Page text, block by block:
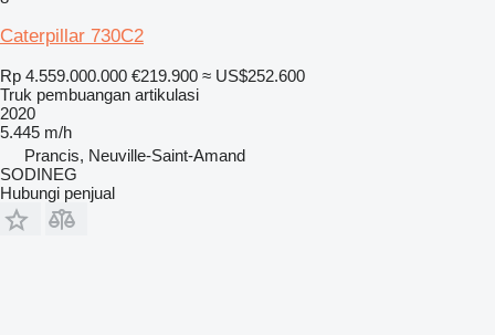
Caterpillar 730C2
Rp 4.559.000.000 €219.900 ≈ US$252.600
Truk pembuangan artikulasi
2020
5.445 m/h
Prancis, Neuville-Saint-Amand
SODINEG
Hubungi penjual